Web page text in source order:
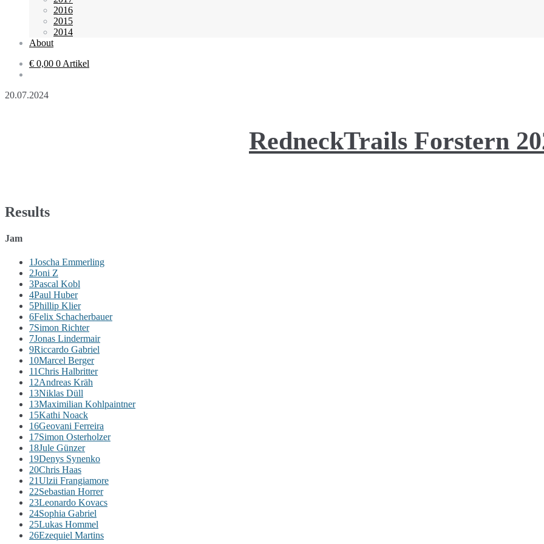
2016
2015
2014
About
€ 0,00 0 Artikel
20.07.2024
RedneckTrails Forstern
Results
Jam
1Joscha Emmerling
2Joni Z
3Pascal Kobl
4Paul Huber
5Phillip Klier
6Felix Schacherbauer
7Simon Richter
7Jonas Lindermair
9Riccardo Gabriel
10Marcel Berger
11Chris Halbritter
12Andreas Kräh
13Niklas Düll
13Maximilian Kohlpaintner
15Kathi Noack
16Geovani Ferreira
17Simon Osterholzer
18Jule Günzer
19Denys Synenko
20Chris Haas
21Ulzii Frangiamore
22Sebastian Horrer
23Leonardo Kovacs
24Sophia Gabriel
25Lukas Hommel
26Ezequiel Martins